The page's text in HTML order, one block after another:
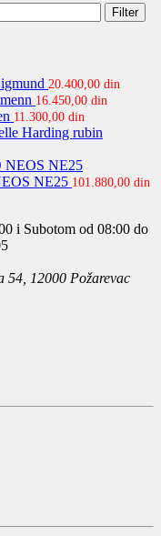
Filter
20.400,00 din
16.450,00 din
11.300,00 din
Harding rubin
NE25 101.880,00 din
i Subotom od 08:00 do
54, 12000 Požarevac